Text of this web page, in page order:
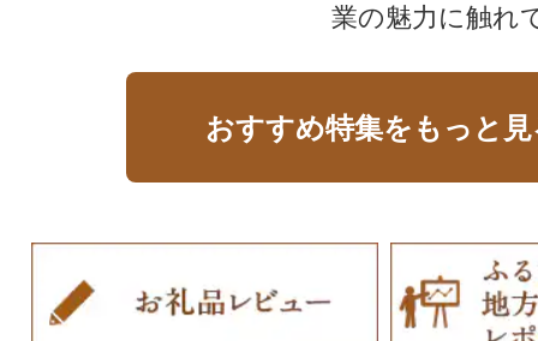
業の魅力に触れ
おすすめ特集をもっと